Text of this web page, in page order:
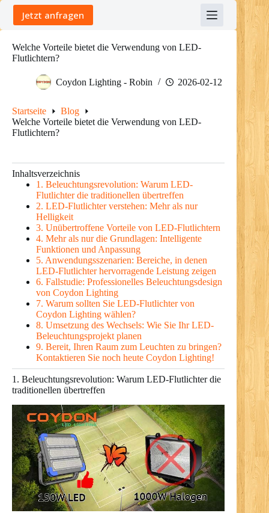
Skip
content
Jetzt anfragen
Welche Vorteile bietet die Verwendung von LED-
Flutlichtern?
Coydon Lighting - Robin 2026-02-12
Startseite
Blog
Welche Vorteile bietet die Verwendung von LED-
Flutlichtern?
Inhaltsverzeichnis
1. Beleuchtungsrevolution: Warum LED-
Flutlichter die traditionellen übertreffen
2. LED-Flutlichter verstehen: Mehr als nur
Helligkeit
3. Unübertroffene Vorteile von LED-Flutlichtern
4. Mehr als nur die Grundlagen: Intelligente
Funktionen und Anpassung
5. Anwendungsszenarien: Bereiche, in denen
LED-Flutlichter hervorragende Leistung zeigen
6. Fallstudie: Professionelles Beleuchtungsdesign
von Coydon Lighting
7. Warum sollten Sie LED-Flutlichter von
Coydon Lighting wählen?
8. Umsetzung des Wechsels: Wie Sie Ihr LED-
Beleuchtungsprojekt planen
9. Bereit, Ihren Raum zum Leuchten zu bringen?
Kontaktieren Sie noch heute Coydon Lighting!
1. Beleuchtungsrevolution: Warum LED-Flutlichter die
traditionellen übertreffen